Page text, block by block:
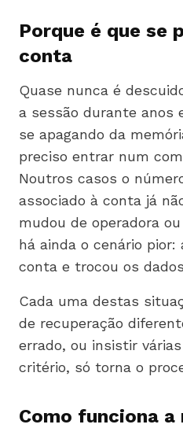
Porque é que se
conta
Quase nunca é
a sessão durante anos
se apagando da
preciso entrar num
Noutros casos o
associado à conta já
mudou de operadora
há ainda o cenário
conta e trocou os
Cada uma destas
de recuperação
errado, ou insistir
critério, só torna o
Como funciona a